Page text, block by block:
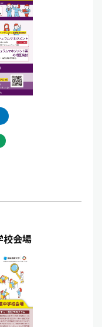
校会場